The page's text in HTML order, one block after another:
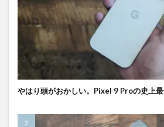
やはり頭がおかしい。Pixel 9 Proの史上